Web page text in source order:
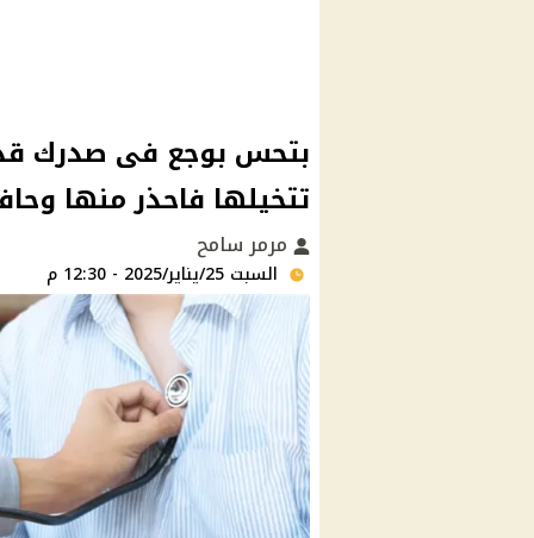
تتخيلها فاحذر منها
مرمر سامح
السبت 25/يناير/2025 - 12:30 م